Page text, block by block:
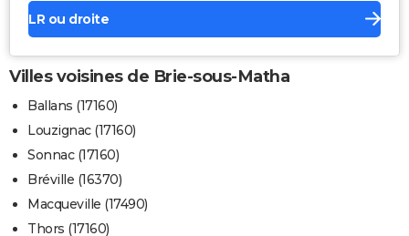
LR ou droite
Villes voisines de Brie-sous-Matha
Ballans (17160)
Louzignac (17160)
Sonnac (17160)
Bréville (16370)
Macqueville (17490)
Thors (17160)